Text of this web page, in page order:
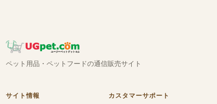
ペット用品・ペットフードの通信販売サイト
サイト情報 カスタマーサポート